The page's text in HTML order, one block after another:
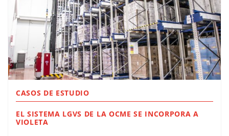
CASOS DE ESTUDIO
EL SISTEMA LGVS DE LA OCME SE INCORPORA A
VIOLETA